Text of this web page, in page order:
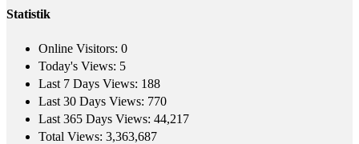
Statistik
Online Visitors: 0
Today's Views: 5
Last 7 Days Views: 188
Last 30 Days Views: 770
Last 365 Days Views: 44,217
Total Views: 3,363,687